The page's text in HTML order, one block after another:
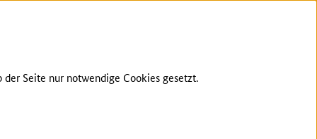
Seite nur notwendige Cookies gesetzt.